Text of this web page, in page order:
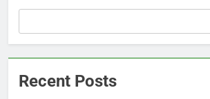
Recent Posts